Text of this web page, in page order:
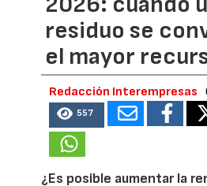
residuo se
el mayor
Redacción Interempresas
557
¿Es posible aumentar la